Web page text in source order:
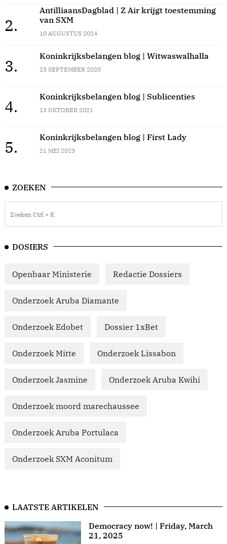
2.
AntilliaansDagblad | Z Air krijgt toestemming
van SXM
10 AUGUSTUS 2024
3.
Koninkrijksbelangen blog | Witwaswalhalla
23 SEPTEMBER 2020
4.
Koninkrijksbelangen blog | Sublicenties
13 OKTOBER 2021
5.
Koninkrijksbelangen blog | First Lady
21 MEI 2023
ZOEKEN
DOSIERS
Openbaar Ministerie Redactie Dossiers
Onderzoek Aruba Diamante
Onderzoek Edobet Dossier 1xBet
Onderzoek Mitte Onderzoek Lissabon
Onderzoek Jasmine Onderzoek Aruba Kwihi
Onderzoek moord marechaussee
Onderzoek Aruba Portulaca
Onderzoek SXM Aconitum
LAATSTE ARTIKELEN
Democracy now! | Friday, March
21, 2025